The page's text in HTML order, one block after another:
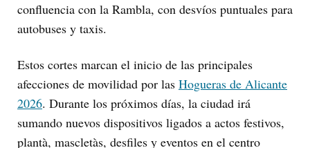
confluencia con la Rambla, con desvíos puntuales para
autobuses y taxis.
Estos cortes marcan el inicio de las principales
afecciones de movilidad por las Hogueras de Alicante
2026. Durante los próximos días, la ciudad irá
sumando nuevos dispositivos ligados a actos festivos,
plantà, mascletàs, desfiles y eventos en el centro